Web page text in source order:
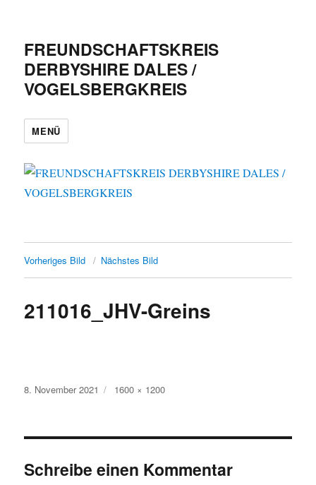
FREUNDSCHAFTSKREIS
DERBYSHIRE DALES /
VOGELSBERGKREIS
MENÜ
Vorheriges Bild Nächstes Bild
211016_JHV-Greins
Veröffentlicht
8. November 2021 Originalgröße
1600 × 1200
Schreibe einen Kommentar